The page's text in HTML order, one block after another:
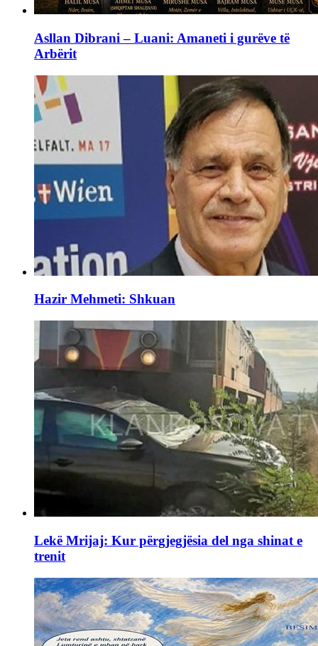
Asllan Dibrani – Luani: Amaneti i gurëve të
Arbërit
Hazir Mehmeti: Shkuan
Lekë Mrijaj: Kur përgjegjësia del nga shinat e
trenit